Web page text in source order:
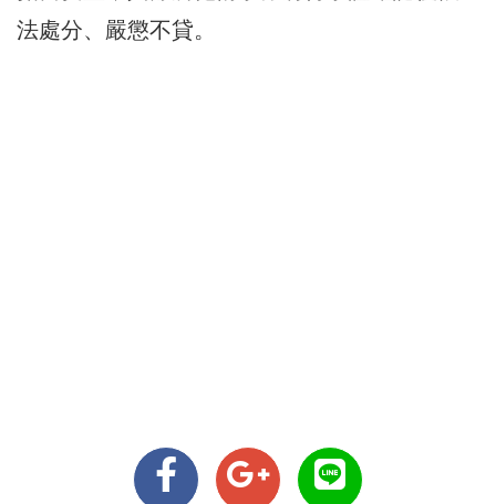
法處分、嚴懲不貸。